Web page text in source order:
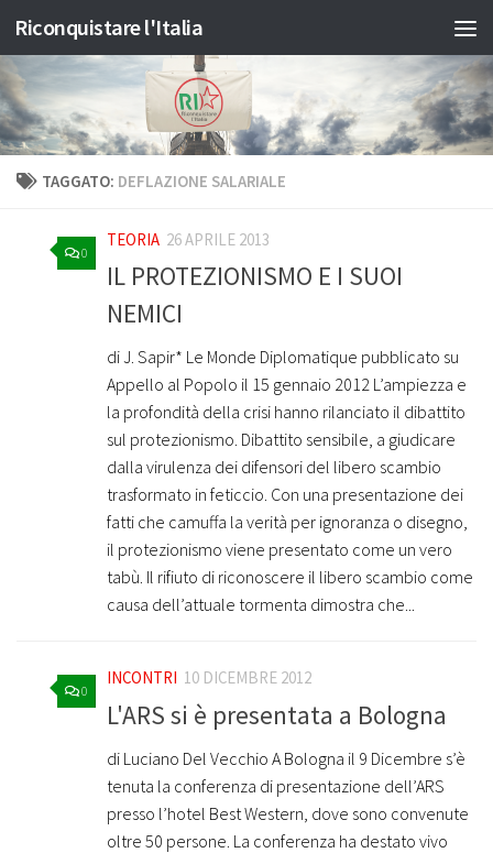
Salta al contenuto
Riconquistare l'Italia
TAGGATO: DEFLAZIONE SALARIALE
0
TEORIA 26 APRILE 2013
IL PROTEZIONISMO E I SUOI
NEMICI
di J. Sapir* Le Monde Diplomatique pubblicato su
Appello al Popolo il 15 gennaio 2012 L’ampiezza e
la profondità della crisi hanno rilanciato il dibattito
sul protezionismo. Dibattito sensibile, a giudicare
dalla virulenza dei difensori del libero scambio
trasformato in feticcio. Con una presentazione dei
fatti che camuffa la verità per ignoranza o disegno,
il protezionismo viene presentato come un vero
tabù. Il rifiuto di riconoscere il libero scambio come
causa dell’attuale tormenta dimostra che...
0
INCONTRI 10 DICEMBRE 2012
L'ARS si è presentata a Bologna
di Luciano Del Vecchio A Bologna il 9 Dicembre s’è
tenuta la conferenza di presentazione dell’ARS
presso l’hotel Best Western, dove sono convenute
oltre 50 persone. La conferenza ha destato vivo